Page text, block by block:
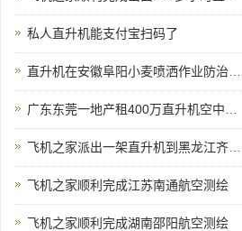
私人直升机能支付宝扫码了
飞机之家顺利完成江苏南通航空测绘
飞机之家顺利完成湖南邵阳航空测绘